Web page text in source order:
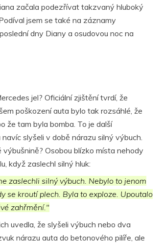
začala podezřívat takzvaný hluboký
jsem se také na záznamy
dny Diany a osudovou noc na
jel? Oficiální zjištění tvrdí, že
poškození auta bylo tak rozsáhlé, že
že tam byla bomba. To je další
slyšeli v době nárazu silný výbuch.
Osobou blízko místa nehody
když zaslechl silný hluk:
zaslechli silný výbuch. Nebylo to jenom
se kroutí plech. Byla to exploze. Upoutalo
zahřmění."
uvedla, že slyšeli výbuch nebo dva
nárazu auta do betonového pilíře, ale